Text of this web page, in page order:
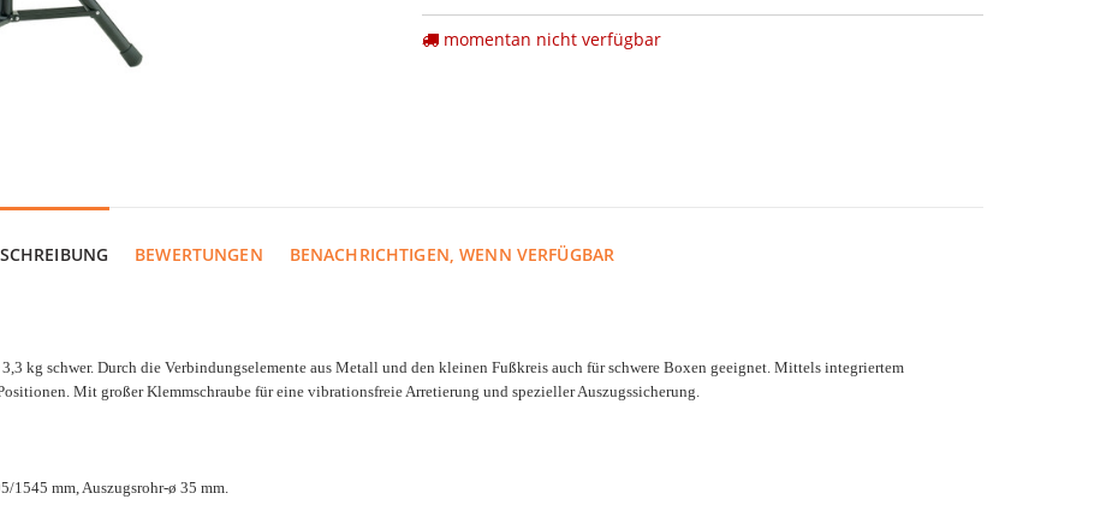
momentan nicht verfügbar
BEWERTUNGEN BENACHRICHTIGEN, WENN VERFÜGBAR
kg schwer. Durch die Verbindungselemente aus Metall und den kleinen Fußkreis auch für schwere Boxen geeignet. Mittels integriertem
Mit großer Klemmschraube für eine vibrationsfreie Arretierung und spezieller Auszugssicherung.
1545 mm, Auszugsrohr-ø 35 mm.